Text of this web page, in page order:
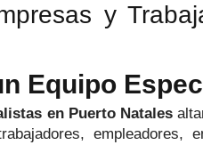
y
Equipo
en Puerto Natales
empleadores,